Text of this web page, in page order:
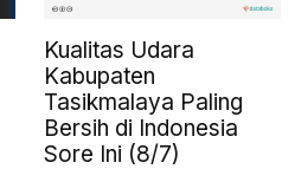
Kualitas Udara
Kabupaten
Tasikmalaya Paling
Bersih di Indonesia
Sore Ini (8/7)